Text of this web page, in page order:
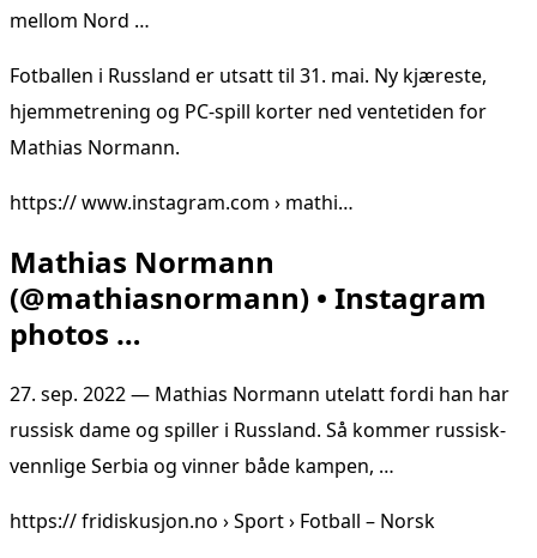
mellom Nord …
Fotballen i Russland er utsatt til 31. mai. Ny kjæreste,
hjemmetrening og PC-spill korter ned ventetiden for
Mathias Normann.
https:// www.instagram.com › mathi…
Mathias Normann
(@mathiasnormann) • Instagram
photos …
27. sep. 2022 — Mathias Normann utelatt fordi han har
russisk dame og spiller i Russland. Så kommer russisk-
vennlige Serbia og vinner både kampen, …
https:// fridiskusjon.no › Sport › Fotball – Norsk